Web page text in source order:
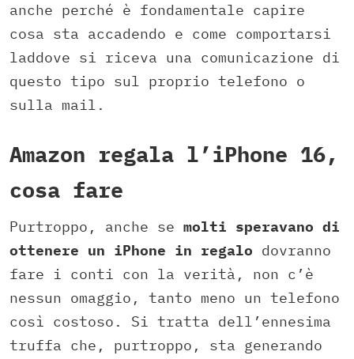
anche perché è fondamentale capire
cosa sta accadendo e come comportarsi
laddove si riceva una comunicazione di
questo tipo sul proprio telefono o
sulla mail.
Amazon regala l’iPhone 16,
cosa fare
Purtroppo, anche se molti speravano di
ottenere un iPhone in regalo dovranno
fare i conti con la verità, non c’è
nessun omaggio, tanto meno un telefono
così costoso. Si tratta dell’ennesima
truffa che, purtroppo, sta generando